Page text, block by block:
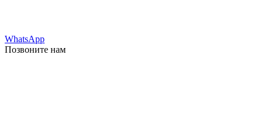
WhatsApp
Позвоните нам